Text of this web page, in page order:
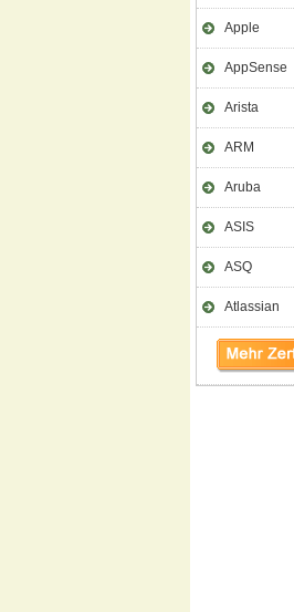
Apple
AppSense
Arista
ARM
Aruba
ASIS
ASQ
Atlassian